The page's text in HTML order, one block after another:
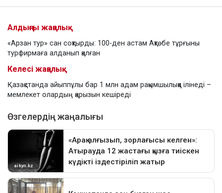
Алдыңғы жаңалық
«Арзан тур» сан соқтырды: 100-ден астам Ақтөбе тұрғыны
турфирмаға алданып қалған
Келесі жаңалық
Қазақстанда айыппұлы бар 1 млн адам рақымшылыққа ілінеді –
мемлекет олардың қарызын кешіреді